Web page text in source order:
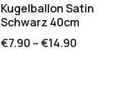
Kugelballon Satin
Schwarz 40cm
€7.90 –€14.90